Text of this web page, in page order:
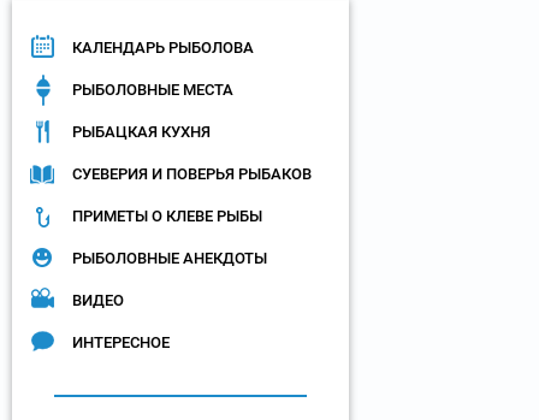
КАЛЕНДАРЬ РЫБОЛОВА
РЫБОЛОВНЫЕ МЕСТА
РЫБАЦКАЯ КУХНЯ
СУЕВЕРИЯ И ПОВЕРЬЯ РЫБАКОВ
ПРИМЕТЫ О КЛЕВЕ РЫБЫ
РЫБОЛОВНЫЕ АНЕКДОТЫ
ВИДЕО
ИНТЕРЕСНОЕ